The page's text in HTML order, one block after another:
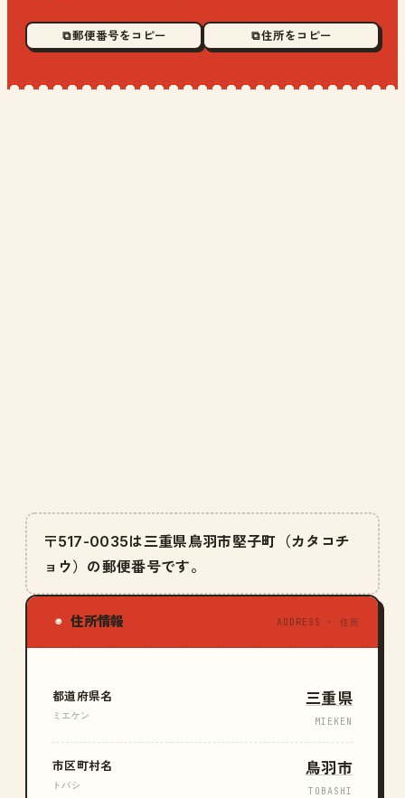
⧉ 郵便番号をコピー ⧉ 住所をコピー
〒517-0035は三重県鳥羽市堅子町（カタコチ
ョウ）の郵便番号です。
◉ 住所情報 ADDRESS · 住所
都道府県名
ミエケン
三重県
MIEKEN
市区町村名
トバシ
鳥羽市
TOBASHI